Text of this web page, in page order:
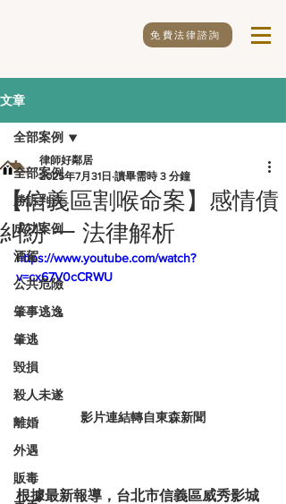
免費法律諮詢
文章
全部案例
勝訴判決
成功案例
酒駕
公共危險
肇事逃逸
肇逃
毀損
殺人未遂
離婚
外遇
販毒
全部案例
【信義區割喉命案】感情債
糾紛 一 法律解析
律師好鄰居
2025年7月31日 讀畢需時 3 分鐘
https://www.youtube.com/watch?
v=cx67V0cCRWU
影片連結轉自東森新聞
根據最新報導，台北市信義區威秀影城